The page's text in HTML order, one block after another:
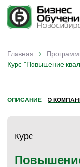
Вы здесь
Главная ›
Курс "Повышение
ОПИСАНИЕ О
Курс